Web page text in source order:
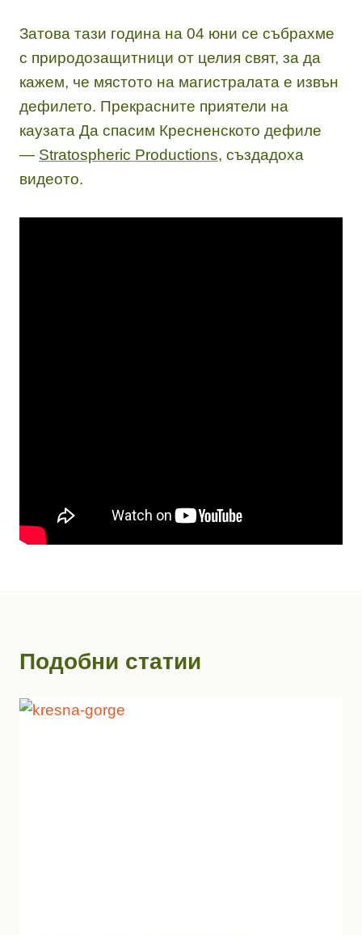
Затова тази година на 04 юни се събрахме
с природозащитници от целия свят, за да
кажем, че мястото на магистралата е извън
дефилето. Прекрасните приятели на
каузата Да спасим Кресненското дефиле
— Stratospheric Productions, създадоха
видеото.
Подобни статии